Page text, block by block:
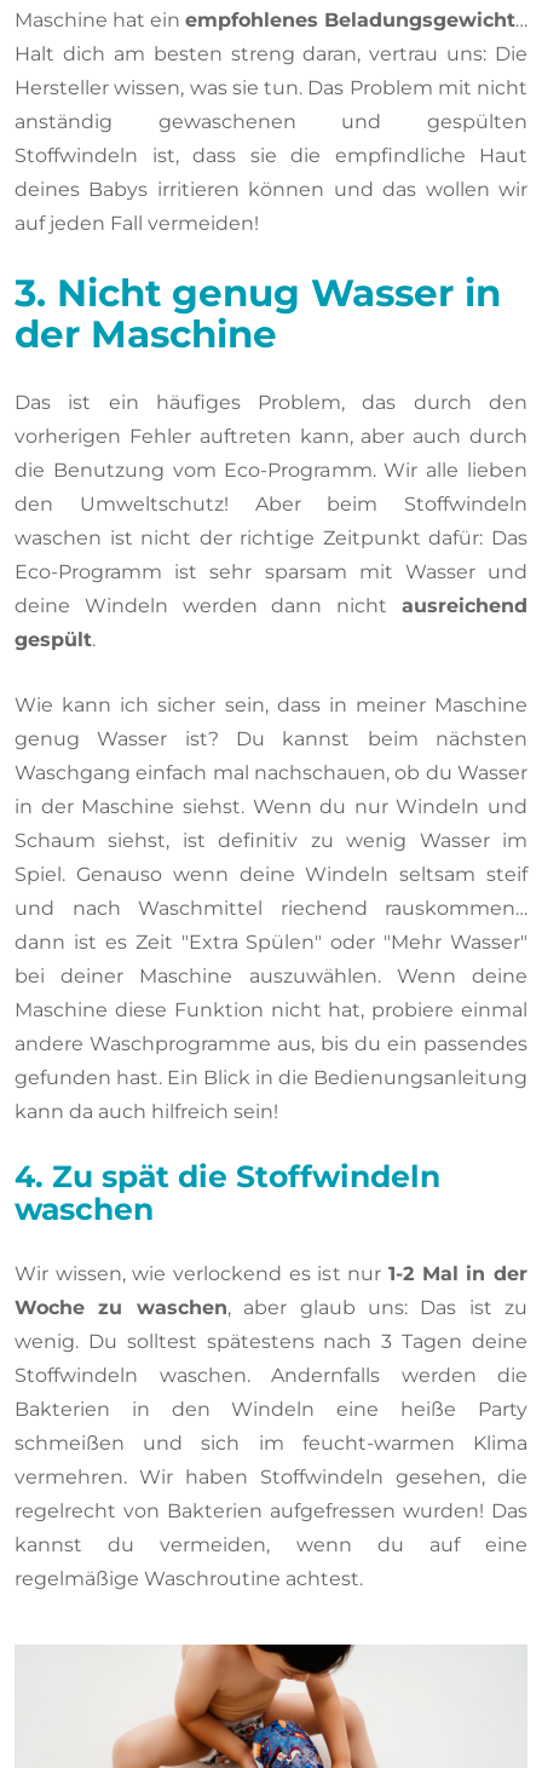
Maschine hat ein empfohlenes Beladungsgewicht…
Halt dich am besten streng daran, vertrau uns: Die
Hersteller wissen, was sie tun. Das Problem mit nicht
anständig gewaschenen und gespülten
Stoffwindeln ist, dass sie die empfindliche Haut
deines Babys irritieren können und das wollen wir
auf jeden Fall vermeiden!
3. Nicht genug Wasser in
der Maschine
Das ist ein häufiges Problem, das durch den
vorherigen Fehler auftreten kann, aber auch durch
die Benutzung vom Eco-Programm. Wir alle lieben
den Umweltschutz! Aber beim Stoffwindeln
waschen ist nicht der richtige Zeitpunkt dafür: Das
Eco-Programm ist sehr sparsam mit Wasser und
deine Windeln werden dann nicht ausreichend
gespült.
Wie kann ich sicher sein, dass in meiner Maschine
genug Wasser ist? Du kannst beim nächsten
Waschgang einfach mal nachschauen, ob du Wasser
in der Maschine siehst. Wenn du nur Windeln und
Schaum siehst, ist definitiv zu wenig Wasser im
Spiel. Genauso wenn deine Windeln seltsam steif
und nach Waschmittel riechend rauskommen…
dann ist es Zeit "Extra Spülen" oder "Mehr Wasser"
bei deiner Maschine auszuwählen. Wenn deine
Maschine diese Funktion nicht hat, probiere einmal
andere Waschprogramme aus, bis du ein passendes
gefunden hast. Ein Blick in die Bedienungsanleitung
kann da auch hilfreich sein!
4. Zu spät die Stoffwindeln
waschen
Wir wissen, wie verlockend es ist nur 1-2 Mal in der
Woche zu waschen, aber glaub uns: Das ist zu
wenig. Du solltest spätestens nach 3 Tagen deine
Stoffwindeln waschen. Andernfalls werden die
Bakterien in den Windeln eine heiße Party
schmeißen und sich im feucht-warmen Klima
vermehren. Wir haben Stoffwindeln gesehen, die
regelrecht von Bakterien aufgefressen wurden! Das
kannst du vermeiden, wenn du auf eine
regelmäßige Waschroutine achtest.